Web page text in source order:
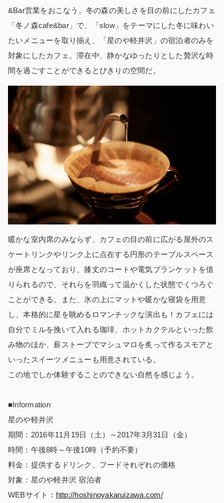
&Bar営業をおこなう。冬の森の美しさを目の前にしたカフェ
「冬ノ森cafe&bar」で、「slow」をテーマにした冬に味わい
たいメニューを取り揃え、「星のや軽井沢」の宿泊者のみを
対象にしたカフェ。滞在中、静かなゆったりとした贅沢な時
間を過ごすことができるとびきりの空間だ。
暖かな室内席のみならず、カフェの目の前に広がる屋外のス
ケートリンクやリンク上に点在する円形のテーブルスペース
が座席となっており、膝丈のコートや電気ブランケットを借
りられるので、それらを羽織って温かくした状態でくつろぐ
ことができる。また、氷の上にマットや暖かな寝袋を用意
し、本格的に星を眺めるロマンチックな演出も！カフェには
自分でミルを挽いて入れる珈琲、ホットカクテルといった飲
み物のほか、薪ストーブでマシュマロを炙って作るスモアと
いったスイーツメニューも用意されている。
この地でしか体験することのできない自然を感じよう。
■Information
星のや軽井沢
期間：2016年11月19日（土）～2017年3月31日（金）
時間：午後8時～午後10時（予約不要）
料金：提供するドリンク、フードそれぞれの価格
対象：星のや軽井沢 宿泊者
WEBサイト： http://hoshinoyakaruizawa.com/